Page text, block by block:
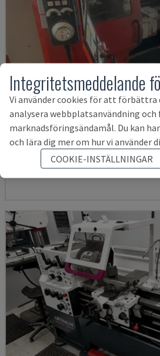
EMCOMAT 200X1000
EMCO - HORISONTELL SVARV
TYSKLAND 2001
Integritetsmeddelande
Vi använder cookies för att förbättra
analysera webbplatsanvändning och
marknadsföringsändamål. Du kan
och lära dig mer om hur vi använder
COOKIE-INSTÄLLNINGAR